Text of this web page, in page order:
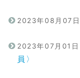
2023年08月07日
2023年07月01日
員〉